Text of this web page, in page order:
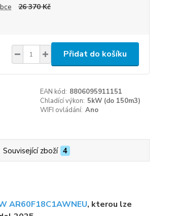
26 370 Kč
Přidat do košíku
EAN kód: 8806095911151
Chladící výkon: 5kW (do 150m3)
WIFI ovládání: Ano
Související zboží 4
AR60F18C1AWNEU, kterou lze